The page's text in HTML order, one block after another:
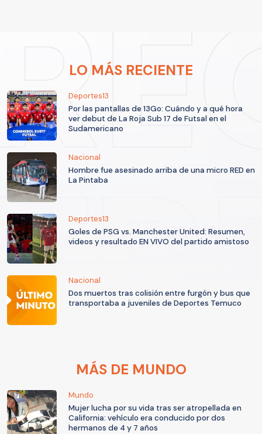
LO MÁS RECIENTE
Deportes13
Por las pantallas de 13Go: Cuándo y a qué hora
ver debut de La Roja Sub 17 de Futsal en el
Sudamericano
Nacional
Hombre fue asesinado arriba de una micro RED en
La Pintaba
Deportes13
Goles de PSG vs. Manchester United: Resumen,
videos y resultado EN VIVO del partido amistoso
Nacional
Dos muertos tras colisión entre furgón y bus que
transportaba a juveniles de Deportes Temuco
MÁS DE MUNDO
Mundo
Mujer lucha por su vida tras ser atropellada en
California: vehículo era conducido por dos
hermanos de 4 y 7 años